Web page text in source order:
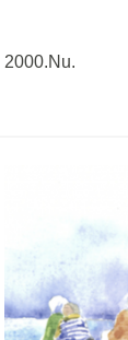
2000.Nu.